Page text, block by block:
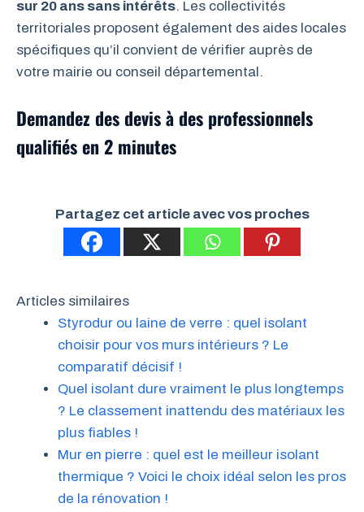
sur 20 ans sans intérêts. Les collectivités
territoriales proposent également des aides locales
spécifiques qu’il convient de vérifier auprès de
votre mairie ou conseil départemental.
Demandez des devis à des professionnels
qualifiés en 2 minutes
Partagez cet article avec vos proches
Articles similaires
Styrodur ou laine de verre : quel isolant
choisir pour vos murs intérieurs ? Le
comparatif décisif !
Quel isolant dure vraiment le plus longtemps
? Le classement inattendu des matériaux les
plus fiables !
Mur en pierre : quel est le meilleur isolant
thermique ? Voici le choix idéal selon les pros
de la rénovation !